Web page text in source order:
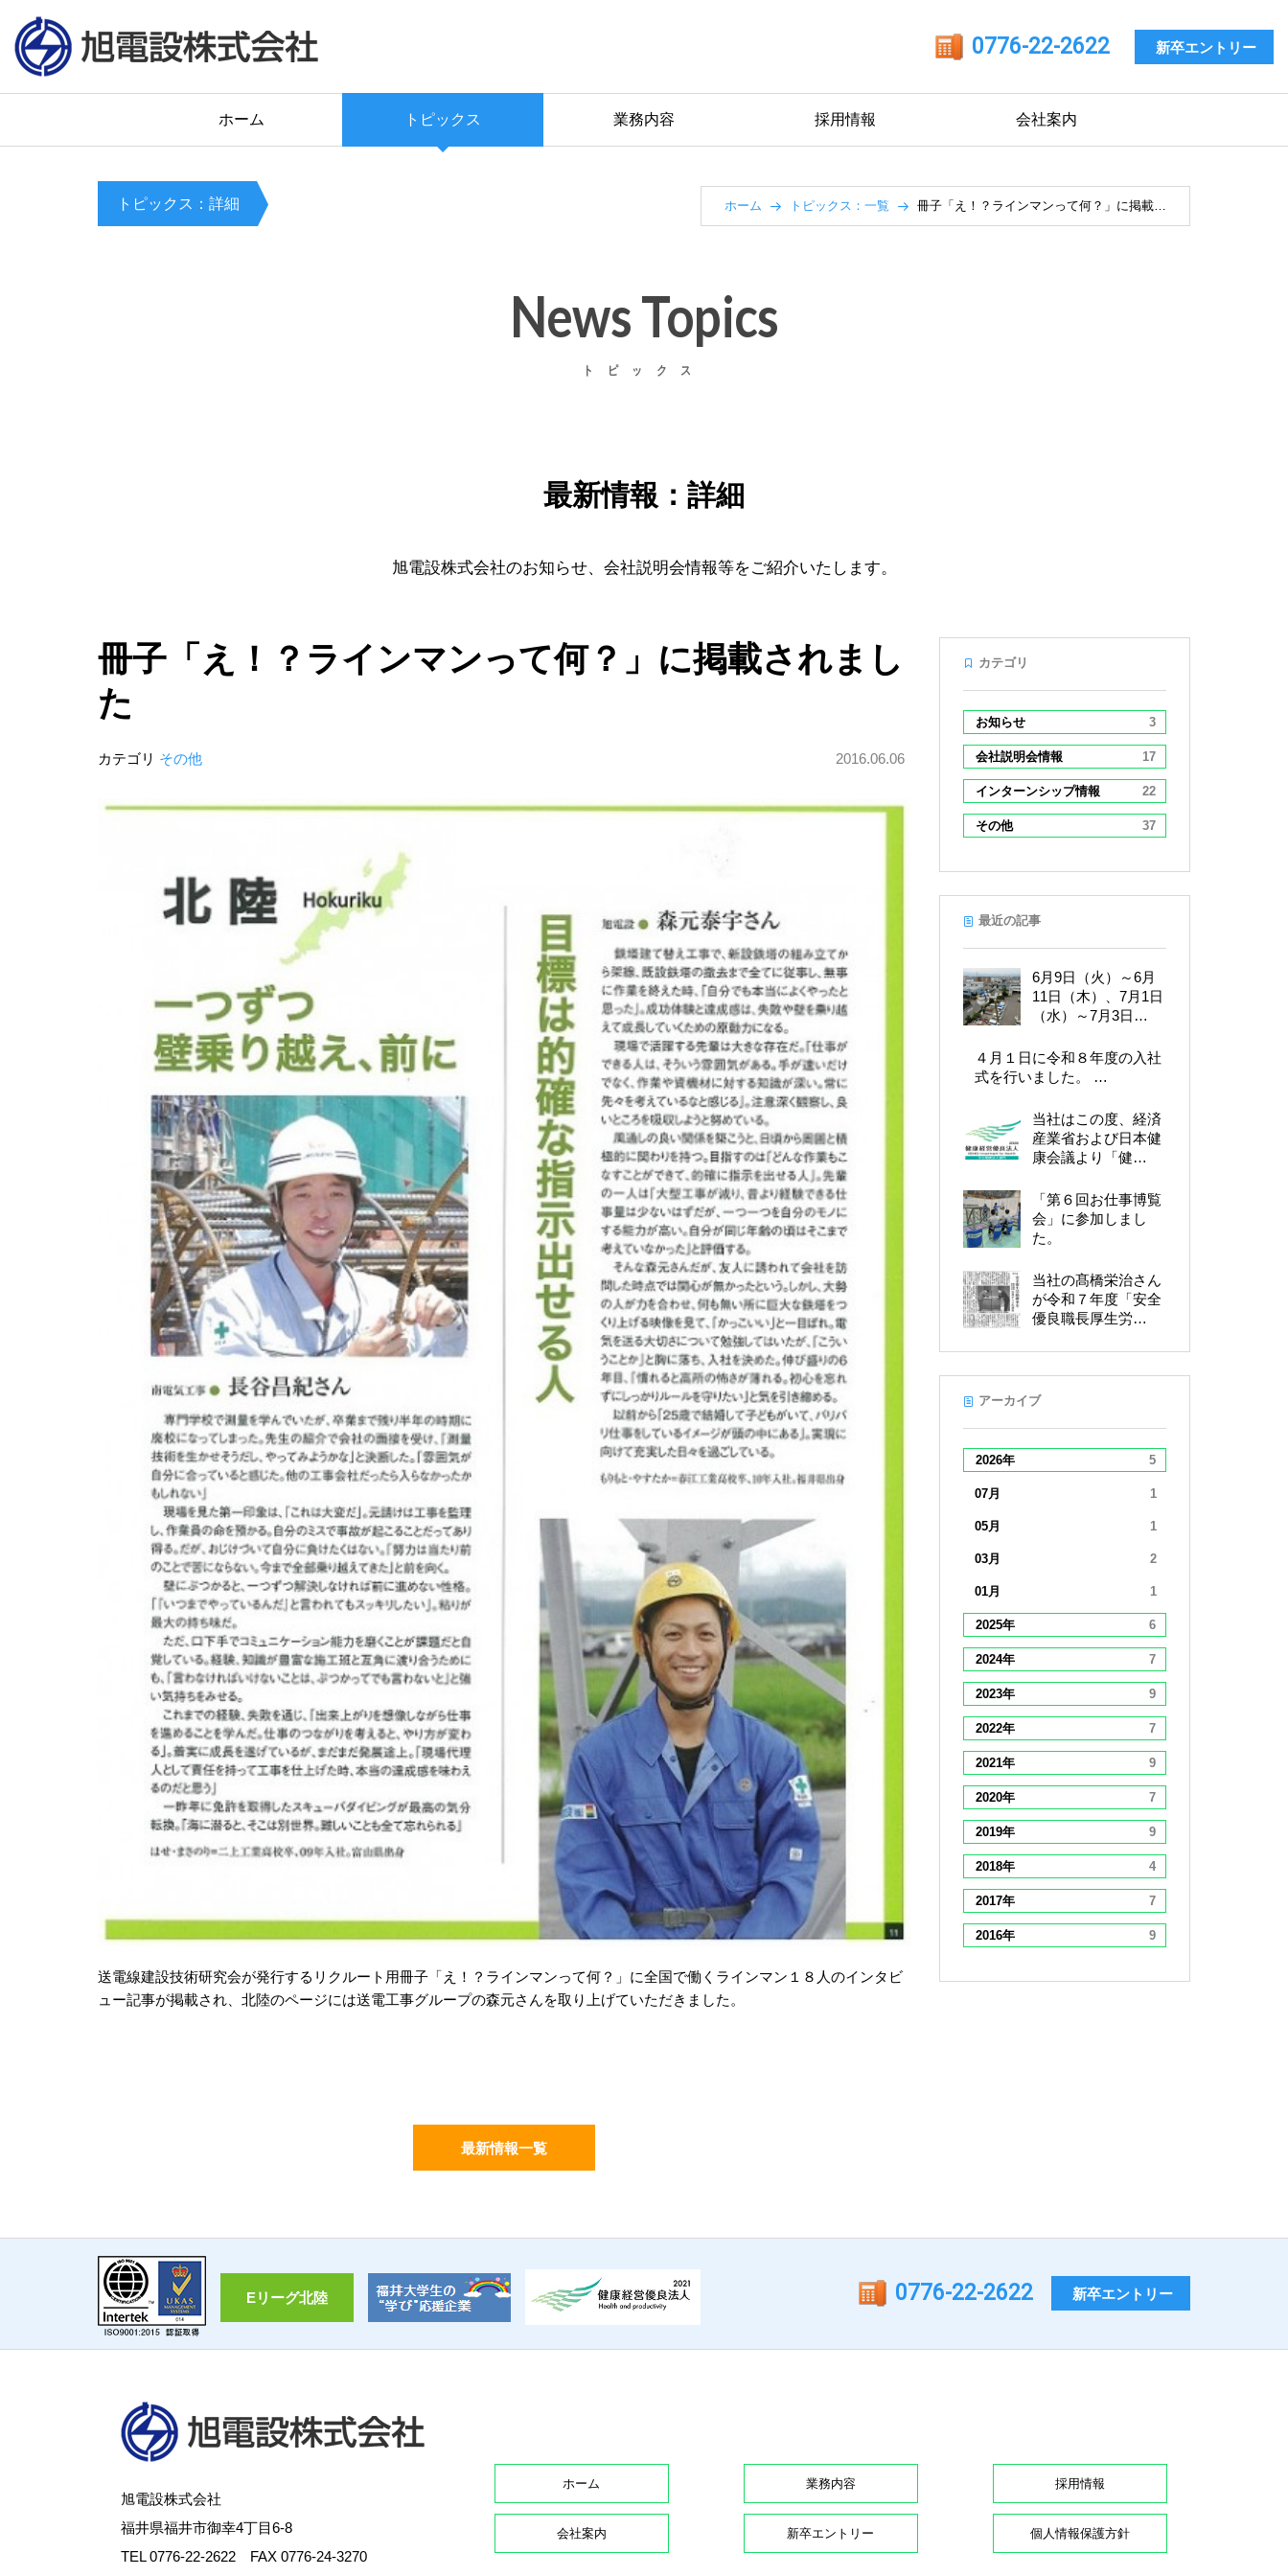
0776-22-2622 新卒エントリー
ホーム トピックス 業務内容 採用情報 会社案内
トピックス：詳細 ホーム トピックス：一覧 冊子「え！？ラインマンって何？」に掲載…
News Topics
トピックス
最新情報：詳細
旭電設株式会社のお知らせ、会社説明会情報等をご紹介いたします。
冊子「え！？ラインマンって何？」に掲載されまし
た
カテゴリ その他 2016.06.06
送電線建設技術研究会が発行するリクルート用冊子「え！？ラインマンって何？」に全国で働くラインマン１８人のインタビ
ュー記事が掲載され、北陸のページには送電工事グループの森元さんを取り上げていただきました。
最新情報一覧
カテゴリ
お知らせ 3
会社説明会情報 17
インターンシップ情報 22
その他 37
最近の記事
6月9日（火）～6月
11日（木）、7月1日
（水）～7月3日…
４月１日に令和８年度の入社
式を行いました。 …
当社はこの度、経済
産業省および日本健
康会議より「健…
「第６回お仕事博覧
会」に参加しまし
た。
当社の髙橋栄治さん
が令和７年度「安全
優良職長厚生労…
アーカイブ
2026年 5
07月 1
05月 1
03月 2
01月 1
2025年 6
2024年 7
2023年 9
2022年 7
2021年 9
2020年 7
2019年 9
2018年 4
2017年 7
2016年 9
Eリーグ北陸 0776-22-2622 新卒エントリー
旭電設株式会社
福井県福井市御幸4丁目6-8
TEL0776-22-2622 FAX 0776-24-3270
ホーム
会社案内
業務内容
新卒エントリー
採用情報
個人情報保護方針